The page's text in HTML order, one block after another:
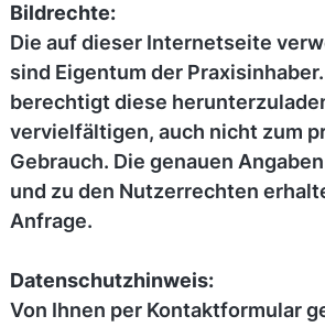
Bildrechte:
Die auf dieser Internetseite
sind Eigentum der
berechtigt diese
vervielfältigen, auch nicht zum
Gebrauch. Die genauen
und zu den Nutzerrechten
Anfrage.
Datenschutzhinweis:
Von Ihnen per Kontaktformular